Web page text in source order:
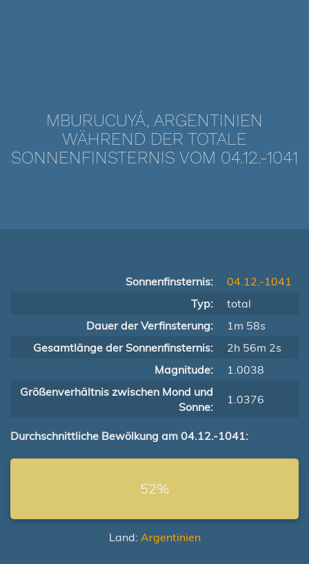
MBURUCUYÁ, ARGENTINIEN
WÄHREND DER TOTALE
SONNENFINSTERNIS VOM 04.12.-1041
Sonnenfinsternis:
04.12.-1041
Typ:
total
Dauer der Verfinsterung:
1m 58s
Gesamtlänge der Sonnenfinsternis:
2h 56m 2s
Magnitude:
1.0038
Größenverhältnis zwischen Mond und
Sonne:
1.0376
Durchschnittliche Bewölkung am 04.12.-1041:
52%
Land: Argentinien